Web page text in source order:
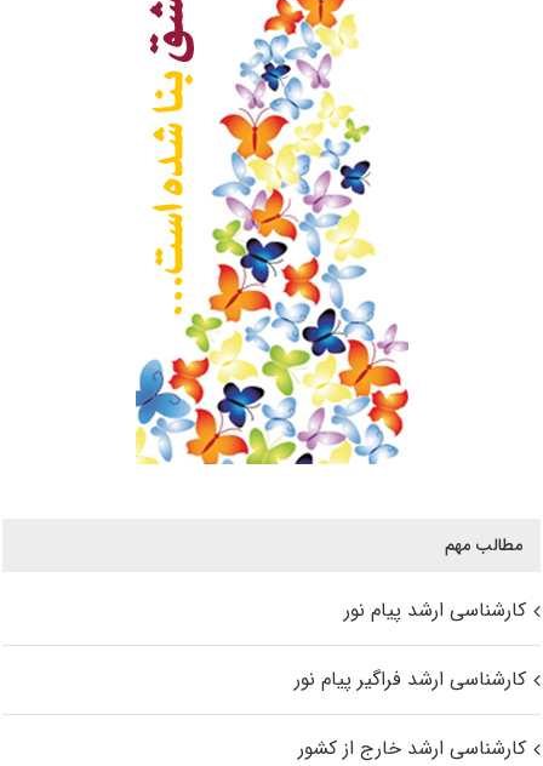
مطالب مهم
کارشناسی ارشد پیام نور
کارشناسی ارشد فراگیر پیام نور
کارشناسی ارشد خارج از کشور